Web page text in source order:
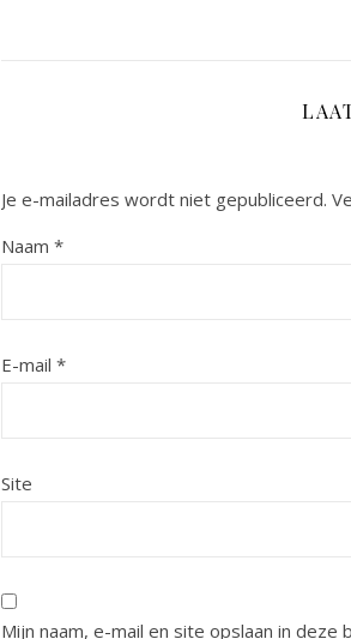
Je e-mailadres wordt niet gepubliceerd.
Naam *
E-mail *
Site
Mijn naam, e-mail en site opslaan in